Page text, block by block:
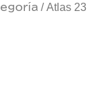
/ Atlas 23